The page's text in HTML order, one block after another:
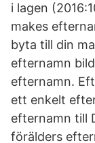
i lagen
makes
byta till din
efternamn
efternamn.
ett enkelt
efternamn till
förälders